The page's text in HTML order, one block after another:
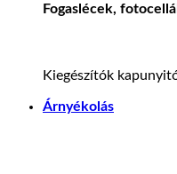
Fogaslécek,
Kiegészítók
Árnyékolás